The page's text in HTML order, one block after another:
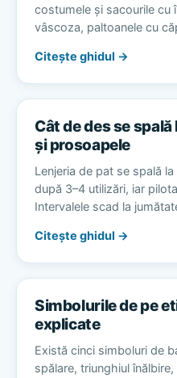
costumele și sacourile cu
vâscoza, paltoanele cu
Citește ghidul →
Cât de des se
și prosoapele
Lenjeria de pat se spală
după 3–4 utilizări, iar
Intervalele scad la
Citește ghidul →
Simbolurile de pe
explicate
Există cinci simboluri de
spălare, triunghiul